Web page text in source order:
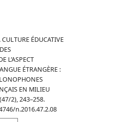
ÉDUCATIVE
L’ASPECT
ÉTRANGÈRE :
EN MILIEU
2), 243–258.
n.2016.47.2.08